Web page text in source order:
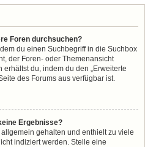
Foren durchsuchen?
du einen Suchbegriff in die Suchbox
der Foren- oder Themenansicht
du, indem du den „Erweiterte
des Forums aus verfügbar ist.
Ergebnisse?
gehalten und enthielt zu viele
indiziert werden. Stelle eine